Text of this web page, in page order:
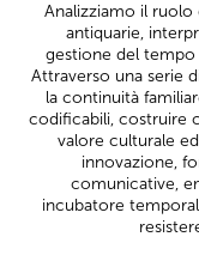
Analizziamo il ruolo
antiquarie,
gestione del
Attraverso una serie
la continuità
codificabili, costruire
valore culturale
innovazione,
comunicative,
incubatore